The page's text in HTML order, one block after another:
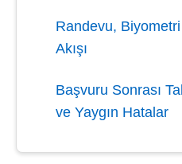
Randevu,
Akışı
Başvuru Sonrası
ve Yaygın Hatalar